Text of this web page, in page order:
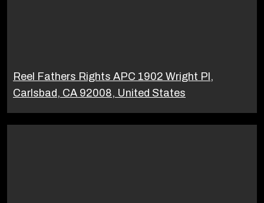
Reel Fathers Rights APC 1902 Wright Pl,
Carlsbad, CA 92008, United States